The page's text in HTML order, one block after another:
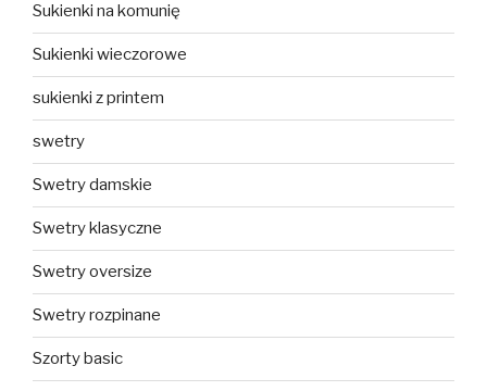
Sukienki na komunię
Sukienki wieczorowe
sukienki z printem
swetry
Swetry damskie
Swetry klasyczne
Swetry oversize
Swetry rozpinane
Szorty basic